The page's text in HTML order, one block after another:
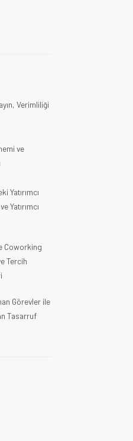
Verimliliği
ve
Yatırımcı
Yatırımcı
Coworking
Tercih
Görevler ile
Tasarruf